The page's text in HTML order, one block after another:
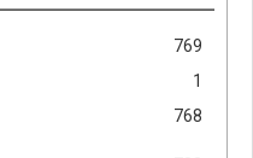
769
1
768